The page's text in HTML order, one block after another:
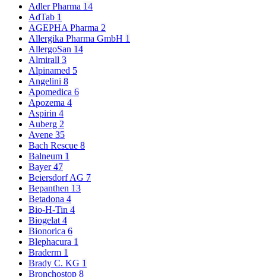
Adler Pharma 14
AdTab 1
AGEPHA Pharma 2
Allergika Pharma GmbH 1
AllergoSan 14
Almirall 3
Alpinamed 5
Angelini 8
Apomedica 6
Apozema 4
Aspirin 4
Auberg 2
Avene 35
Bach Rescue 8
Balneum 1
Bayer47
Beiersdorf AG 7
Bepanthen 13
Betadona 4
Bio-H-Tin 4
Biogelat 4
Bionorica 6
Blephacura 1
Braderm 1
Brady C. KG 1
Bronchostop 8